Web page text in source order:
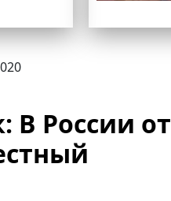
В России от